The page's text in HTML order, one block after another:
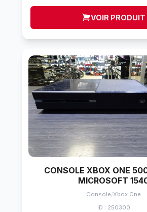
VOIR PRODUIT
CONSOLE XBOX ONE
MICROSOFT
Console/Xbox One
ID : 250300